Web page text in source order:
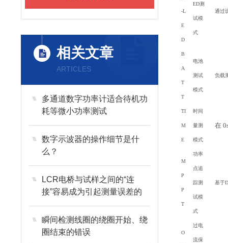
相关文章
ARTICLES
多通道数字功率计适合待机功
耗等微小功率测试
数字示波器的操作细节是什
么？
LCR电桥与试样之间的“连
接”容易成为引起测量误差的
原因
瞬间检测线圈的绕圈开始、绕
圈结束的错误
-L
E
D
ED测
试模
式
通过
B
A
T
T
电池
测试
模式
负载
TI
M
E
时间
量测
模式
在
M
P
P
T
功率
点追
踪测
试模
式
基于
O
过电
流保